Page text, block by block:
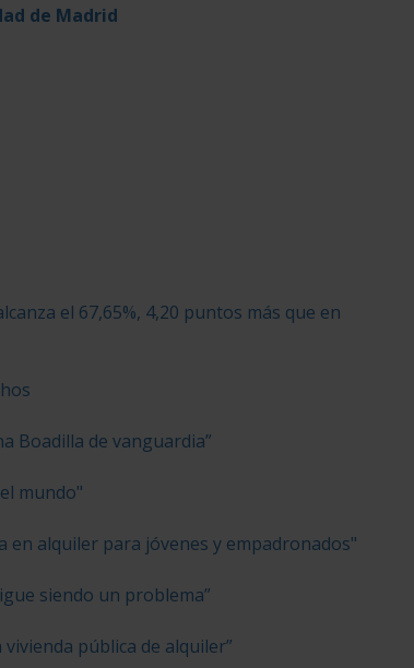
de Madrid
el 67,65%, 4,20 puntos más que en
Boadilla de vanguardia”
mundo"
en alquiler para jóvenes y empadronados"
siendo un problema”
pública de alquiler”